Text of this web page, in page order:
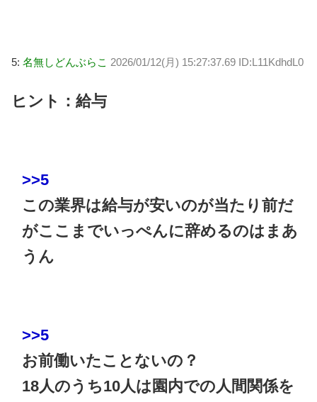
5: 名無しどんぶらこ 2026/01/12(月) 15:27:37.69 ID:L11KdhdL0
ヒント：給与
>>5
この業界は給与が安いのが当たり前だ
がここまでいっぺんに辞めるのはまあ
うん
>>5
お前働いたことないの？
18人のうち10人は園内での人間関係を